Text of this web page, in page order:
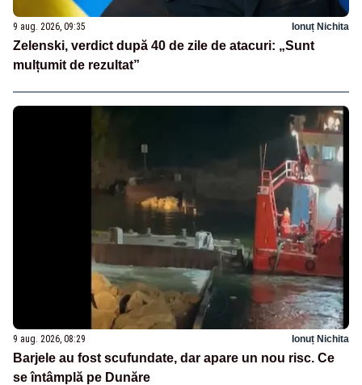
9 aug. 2026, 09:35 Ionuț Nichita
Zelenski, verdict după 40 de zile de atacuri: „Sunt
mulțumit de rezultat”
9 aug. 2026, 08:29 Ionuț Nichita
Barjele au fost scufundate, dar apare un nou risc. Ce
se întâmplă pe Dunăre